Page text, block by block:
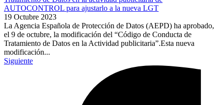
AUTOCONTROL para ajustarlo a la nueva LGT
19 Octubre 2023
La Agencia Española de Protección de Datos (AEPD) ha aprobado,
el 9 de octubre, la modificación del “Código de Conducta de
Tratamiento de Datos en la Actividad publicitaria”.Esta nueva
modificación...
Siguiente